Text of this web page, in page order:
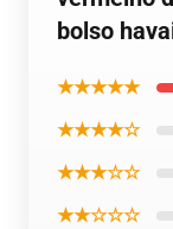
bolso
★★★★★
★★★★☆
★★★☆☆
★★☆☆☆